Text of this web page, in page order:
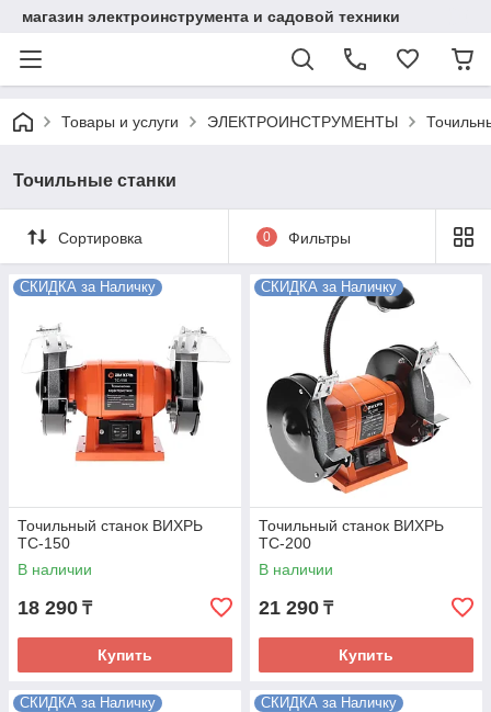
магазин электроинструмента и садовой техники
Товары и услуги ЭЛЕКТРОИНСТРУМЕНТЫ
Точильные станки
Сортировка 0 Фильтры
СКИДКА за Наличку
Точильный станок ВИХРЬ
ТС-150
В наличии
18 290 ₸
Купить
СКИДКА за Наличку
Точильный станок ВИХРЬ
ТС-200
В наличии
21 290 ₸
Купить
СКИДКА за Наличку СКИДКА за Наличку